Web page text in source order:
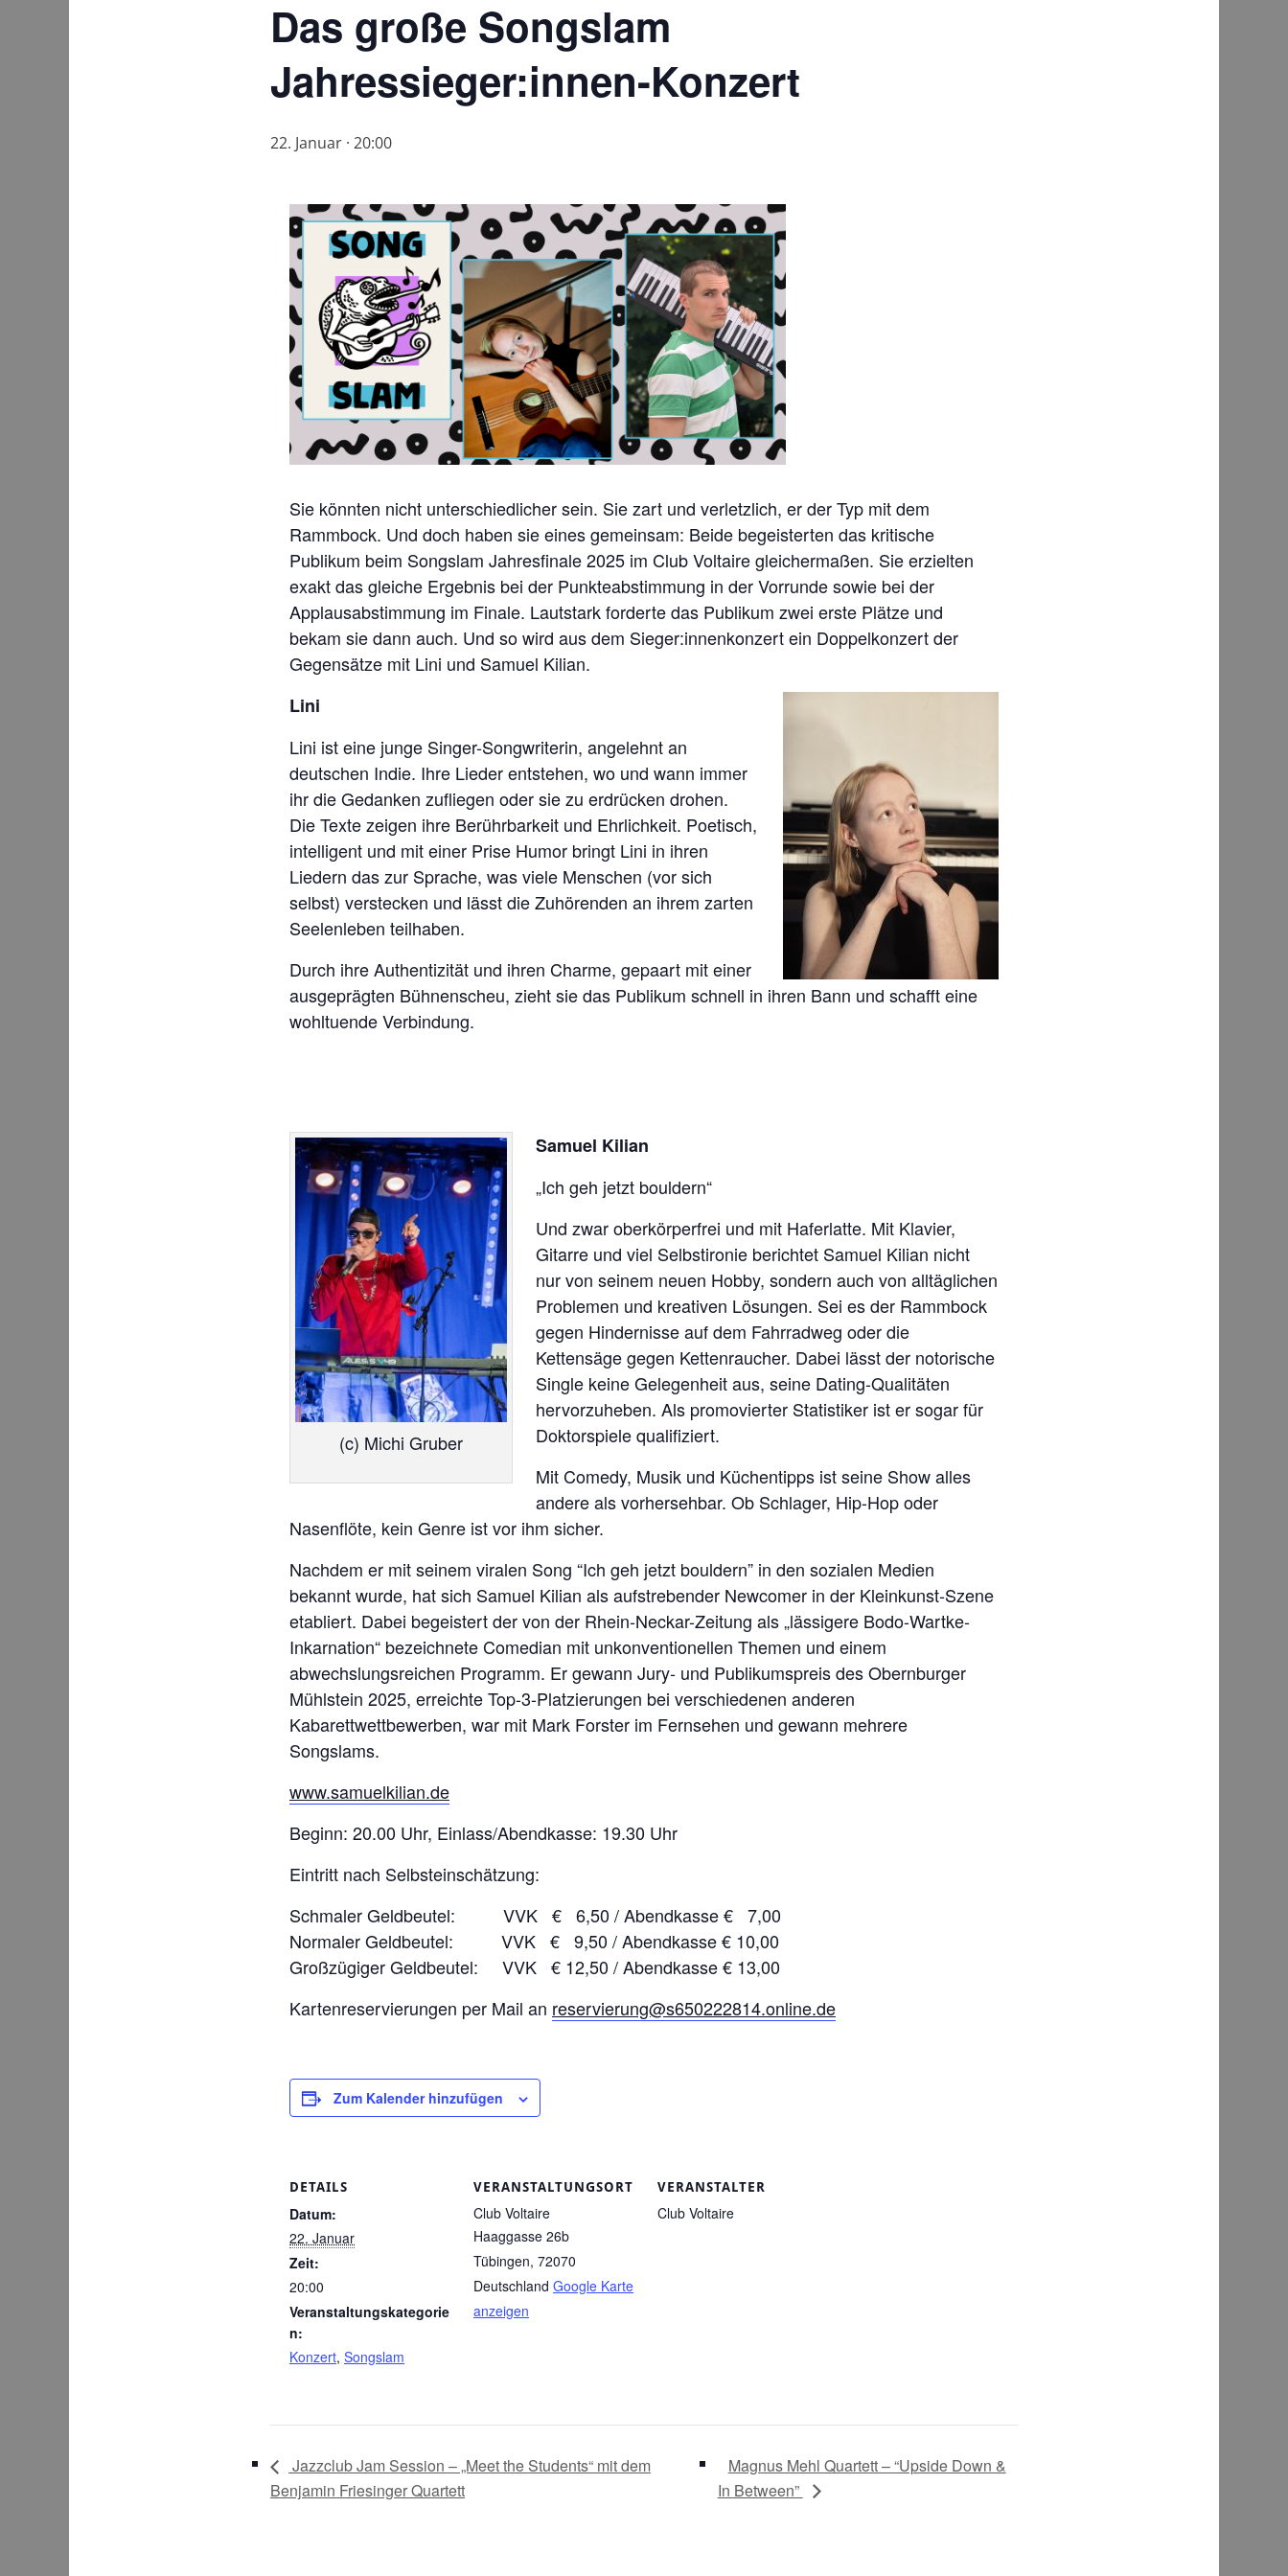
Das große Songslam
Jahressieger:innen-Konzert
22. Januar · 20:00
Sie könnten nicht unterschiedlicher sein. Sie zart und verletzlich, er der Typ mit dem
Rammbock. Und doch haben sie eines gemeinsam: Beide begeisterten das kritische
Publikum beim Songslam Jahresfinale 2025 im Club Voltaire gleichermaßen. Sie erzielten
exakt das gleiche Ergebnis bei der Punkteabstimmung in der Vorrunde sowie bei der
Applausabstimmung im Finale. Lautstark forderte das Publikum zwei erste Plätze und
bekam sie dann auch. Und so wird aus dem Sieger:innenkonzert ein Doppelkonzert der
Gegensätze mit Lini und Samuel Kilian.
Lini
Lini ist eine junge Singer-Songwriterin, angelehnt an
deutschen Indie. Ihre Lieder entstehen, wo und wann immer
ihr die Gedanken zufliegen oder sie zu erdrücken drohen.
Die Texte zeigen ihre Berührbarkeit und Ehrlichkeit. Poetisch,
intelligent und mit einer Prise Humor bringt Lini in ihren
Liedern das zur Sprache, was viele Menschen (vor sich
selbst) verstecken und lässt die Zuhörenden an ihrem zarten
Seelenleben teilhaben.
Durch ihre Authentizität und ihren Charme, gepaart mit einer
ausgeprägten Bühnenscheu, zieht sie das Publikum schnell in ihren Bann und schafft eine
wohltuende Verbindung.
(c) Michi Gruber
Samuel Kilian
„Ich geh jetzt bouldern“
Und zwar oberkörperfrei und mit Haferlatte. Mit Klavier,
Gitarre und viel Selbstironie berichtet Samuel Kilian nicht
nur von seinem neuen Hobby, sondern auch von alltäglichen
Problemen und kreativen Lösungen. Sei es der Rammbock
gegen Hindernisse auf dem Fahrradweg oder die
Kettensäge gegen Kettenraucher. Dabei lässt der notorische
Single keine Gelegenheit aus, seine Dating-Qualitäten
hervorzuheben. Als promovierter Statistiker ist er sogar für
Doktorspiele qualifiziert.
Mit Comedy, Musik und Küchentipps ist seine Show alles
andere als vorhersehbar. Ob Schlager, Hip-Hop oder
Nasenflöte, kein Genre ist vor ihm sicher.
Nachdem er mit seinem viralen Song “Ich geh jetzt bouldern” in den sozialen Medien
bekannt wurde, hat sich Samuel Kilian als aufstrebender Newcomer in der Kleinkunst-Szene
etabliert. Dabei begeistert der von der Rhein-Neckar-Zeitung als „lässigere Bodo-Wartke-
Inkarnation“ bezeichnete Comedian mit unkonventionellen Themen und einem
abwechslungsreichen Programm. Er gewann Jury- und Publikumspreis des Obernburger
Mühlstein 2025, erreichte Top-3-Platzierungen bei verschiedenen anderen
Kabarettwettbewerben, war mit Mark Forster im Fernsehen und gewann mehrere
Songslams.
www.samuelkilian.de
Beginn: 20.00 Uhr, Einlass/Abendkasse: 19.30 Uhr
Eintritt nach Selbsteinschätzung:
Schmaler Geldbeutel: VVK € 6,50 / Abendkasse € 7,00
Normaler Geldbeutel: VVK € 9,50 / Abendkasse € 10,00
Großzügiger Geldbeutel: VVK € 12,50 / Abendkasse € 13,00
Kartenreservierungen per Mail an reservierung@s650222814.online.de
Zum Kalender hinzufügen
DETAILS
Datum:
22. Januar
Zeit:
20:00
Veranstaltungskategorie
n:
Konzert, Songslam
VERANSTALTUNGSORT
Club Voltaire
Haaggasse 26b
Tübingen, 72070
Deutschland Google Karte
anzeigen
VERANSTALTER
Club Voltaire
Jazzclub Jam Session – „Meet the Students“ mit dem
Benjamin Friesinger Quartett
Magnus Mehl Quartett – “Upside Down &
In Between”